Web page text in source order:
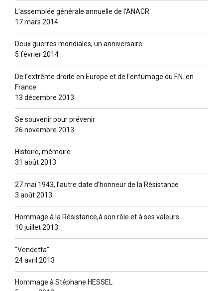
L’assemblée générale annuelle de l’ANACR
17 mars 2014
Deux guerres mondiales, un anniversaire.
5 février 2014
De l’extrême droite en Europe et de l’enfumage du F.N. en
France
13 décembre 2013
Se souvenir pour prévenir
26 novembre 2013
Histoire, mémoire
31 août 2013
27 mai 1943, l’autre date d’honneur de la Résistance
3 août 2013
Hommage à la Résistance,à son rôle et à ses valeurs
10 juillet 2013
“Vendetta”
24 avril 2013
Hommage à Stéphane HESSEL